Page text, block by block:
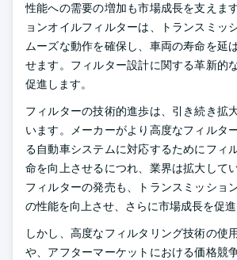
性能への需要の増加も市場成長を支えま
ョンオイルフィルターは、トランスミッ
ムーズな動作を確保し、車両の寿命を延
せます。フィルター設計に関する革新的
促進します。
フィルターの技術的進歩は、引き続き拡
います。メーカーがより高度なフィルタ
る自動車システムに対応するためにフィ
命を向上させるにつれ、業界は拡大して
フィルターの発売も、トランスミッショ
の性能を向上させ、さらに市場成長を促進
しかし、高度なフィルタリング技術の使
や、アフターマーケットにおける価格競